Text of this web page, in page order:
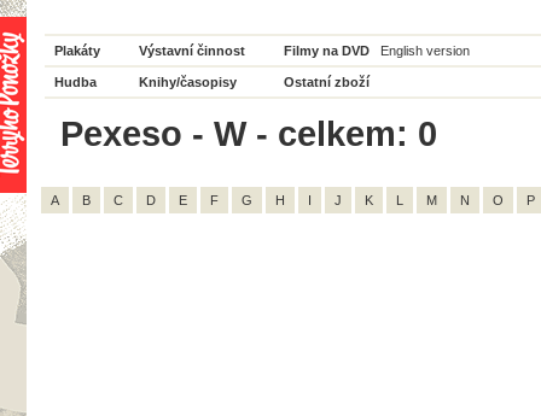
Plakáty Výstavní činnost Filmy na DVD English version
Hudba Knihy/časopisy Ostatní zboží
Pexeso - W - celkem: 0
A B C D E F G H I J K L M N O P